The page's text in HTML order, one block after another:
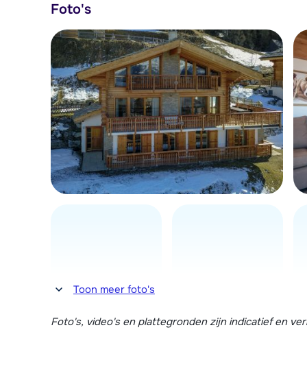
Foto's
Toon meer foto's
Foto's, video's en plattegronden zijn indicatief en